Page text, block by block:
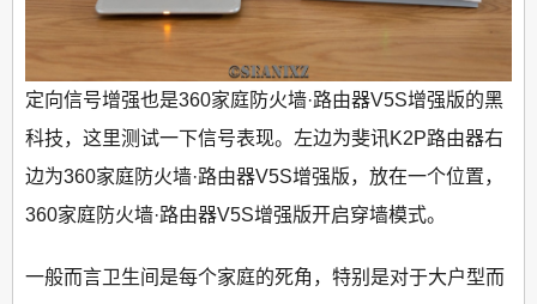
定向信号增强也是360家庭防火墙·路由器V5S增强版的黑
科技，这里测试一下信号表现。左边为斐讯K2P路由器右
边为360家庭防火墙·路由器V5S增强版，放在一个位置，
360家庭防火墙·路由器V5S增强版开启穿墙模式。
一般而言卫生间是每个家庭的死角，特别是对于大户型而